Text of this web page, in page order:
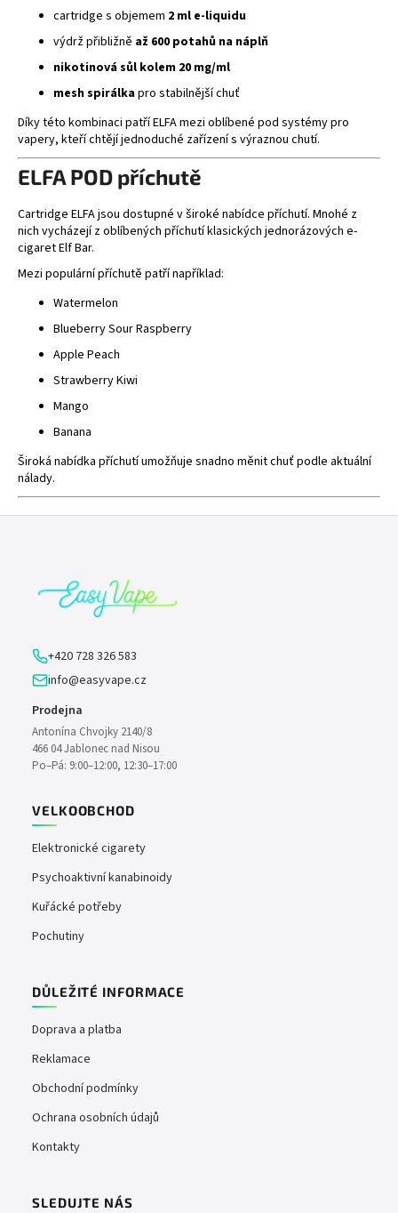
cartridge s objemem 2 ml e-liquidu
výdrž přibližně až 600 potahů na náplň
nikotinová sůl kolem 20 mg/ml
mesh spirálkapro stabilnější chuť
Díky této kombinaci patří ELFA mezi oblíbené pod systémy pro
vapery, kteří chtějí jednoduché zařízení s výraznou chutí.
ELFA POD příchutě
Cartridge ELFA jsou dostupné v široké nabídce příchutí. Mnohé z
nich vycházejí z oblíbených příchutí klasických jednorázových e-
cigaret Elf Bar.
Mezi populární příchutě patří například:
Watermelon
Blueberry Sour Raspberry
Apple Peach
Strawberry Kiwi
Mango
Banana
Široká nabídka příchutí umožňuje snadno měnit chuť podle aktuální
nálady.
+420 728 326 583
info@easyvape.cz
Prodejna
Antonína Chvojky 2140/8
466 04 Jablonec nad Nisou
Po–Pá: 9:00–12:00, 12:30–17:00
VELKOOBCHOD
Elektronické cigarety
Psychoaktivní kanabinoidy
Kuřácké potřeby
Pochutiny
DŮLEŽITÉ INFORMACE
Doprava a platba
Reklamace
Obchodní podmínky
Ochrana osobních údajů
Kontakty
SLEDUJTE NÁS